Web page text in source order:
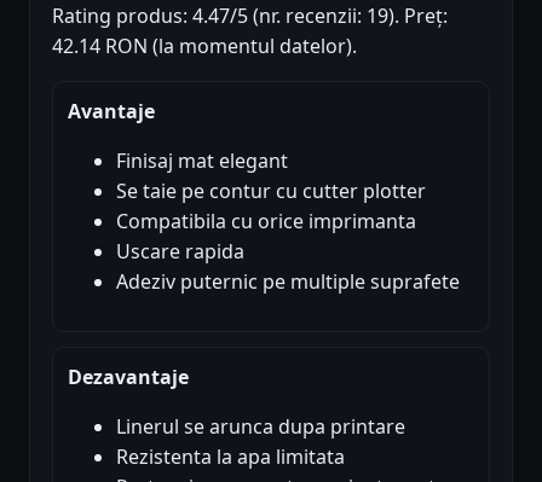
Rating produs: 4.47/5 (nr. recenzii: 19). Preț:
42.14 RON (la momentul datelor).
Avantaje
Finisaj mat elegant
Se taie pe contur cu cutter plotter
Compatibila cu orice imprimanta
Uscare rapida
Adeziv puternic pe multiple suprafete
Dezavantaje
Linerul se arunca dupa printare
Rezistenta la apa limitata